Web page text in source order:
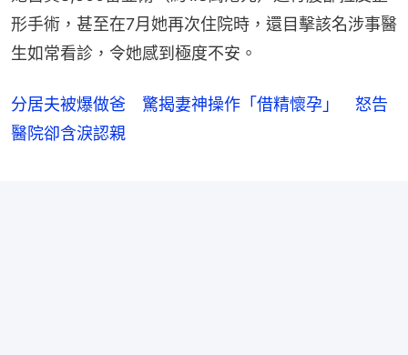
形手術，甚至在7月她再次住院時，還目擊該名涉事醫
生如常看診，令她感到極度不安。
分居夫被爆做爸 驚揭妻神操作「借精懷孕」 怒告
醫院卻含淚認親